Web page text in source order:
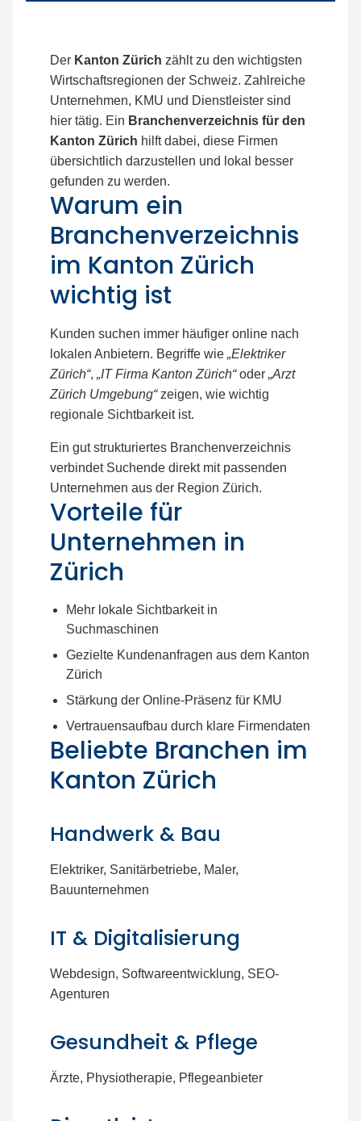
Der Kanton Zürich zählt zu den wichtigsten
Wirtschaftsregionen der Schweiz. Zahlreiche
Unternehmen, KMU und Dienstleister sind
hier tätig. Ein Branchenverzeichnis für den
Kanton Zürich hilft dabei, diese Firmen
übersichtlich darzustellen und lokal besser
gefunden zu werden.
Warum ein
Branchenverzeichnis
im Kanton Zürich
wichtig ist
Kunden suchen immer häufiger online nach
lokalen Anbietern. Begriffe wie „Elektriker
Zürich“, „IT Firma Kanton Zürich“oder „Arzt
Zürich Umgebung“zeigen, wie wichtig
regionale Sichtbarkeit ist.
Ein gut strukturiertes Branchenverzeichnis
verbindet Suchende direkt mit passenden
Unternehmen aus der Region Zürich.
Vorteile für
Unternehmen in
Zürich
Mehr lokale Sichtbarkeit in
Suchmaschinen
Gezielte Kundenanfragen aus dem Kanton
Zürich
Stärkung der Online-Präsenz für KMU
Vertrauensaufbau durch klare Firmendaten
Beliebte Branchen im
Kanton Zürich
Handwerk & Bau
Elektriker, Sanitärbetriebe, Maler,
Bauunternehmen
IT & Digitalisierung
Webdesign, Softwareentwicklung, SEO-
Agenturen
Gesundheit & Pflege
Ärzte, Physiotherapie, Pflegeanbieter